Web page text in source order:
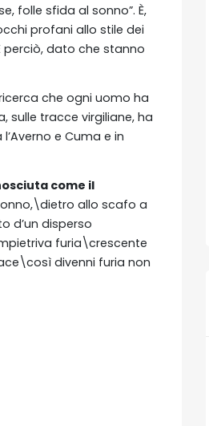
folle sfida al sonno”. È,
profani allo stile dei
perciò, dato che stanno
che ogni uomo ha
sulle tracce virgiliane, ha
e Cuma e in
come il
allo scafo a
d’un disperso
furia\crescente
divenni furia non